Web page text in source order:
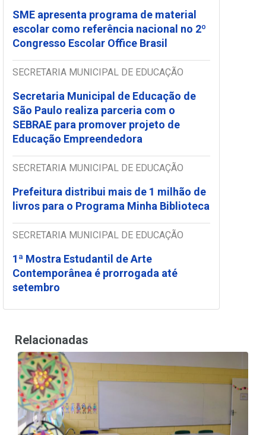
SME apresenta programa de material
escolar como referência nacional no 2º
Congresso Escolar Office Brasil
SECRETARIA MUNICIPAL DE EDUCAÇÃO
Secretaria Municipal de Educação de
São Paulo realiza parceria com o
SEBRAE para promover projeto de
Educação Empreendedora
SECRETARIA MUNICIPAL DE EDUCAÇÃO
Prefeitura distribui mais de 1 milhão de
livros para o Programa Minha Biblioteca
SECRETARIA MUNICIPAL DE EDUCAÇÃO
1ª Mostra Estudantil de Arte
Contemporânea é prorrogada até
setembro
Relacionadas